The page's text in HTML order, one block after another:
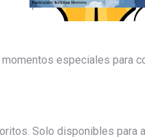
momentos especiales para
Solo disponibles para